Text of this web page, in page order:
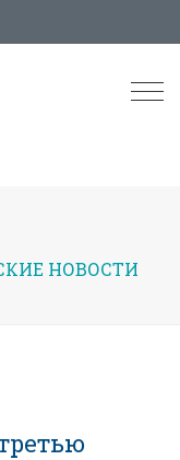
НОВОСТИ